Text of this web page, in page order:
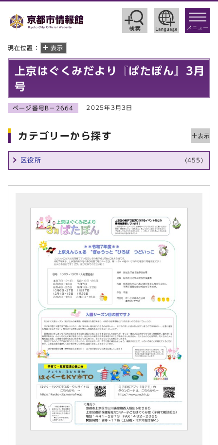
toggle
メニュー
現在位置： 表示
上京はぐくみだより『ぱたぽん』3月
号
ページ番号B－2664 2025年3月3日
カテゴリーから探す
区役所 (455)